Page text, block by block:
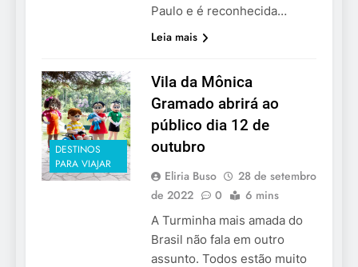
Paulo e é reconhecida…
Leia mais
DESTINOS
PARA VIAJAR
Vila da Mônica
Gramado abrirá ao
público dia 12 de
outubro
Eliria Buso
28 de setembro
de 2022
0 6 mins
A Turminha mais amada do
Brasil não fala em outro
assunto. Todos estão muito